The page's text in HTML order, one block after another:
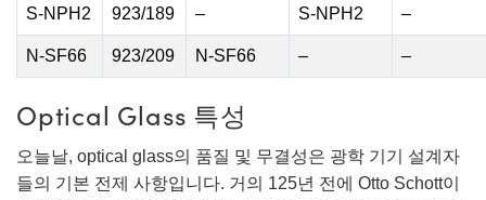
S-NPH2 923/189 – S-NPH2 –
N-SF66 923/209 N-SF66 – –
Optical Glass 특성
오늘날, optical glass의 품질 및 무결성은 광학 기기 설계자
들의 기본 전제 사항입니다. 거의 125년 전에 Otto Schott이